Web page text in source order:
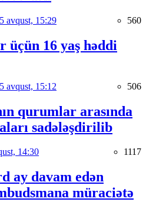
avqust, 15:29 560
üçün 16 yaş həddi
avqust, 15:12 506
qurumlar arasında
sadələşdirilib
14:30 1117
ay davam edən
müraciətə